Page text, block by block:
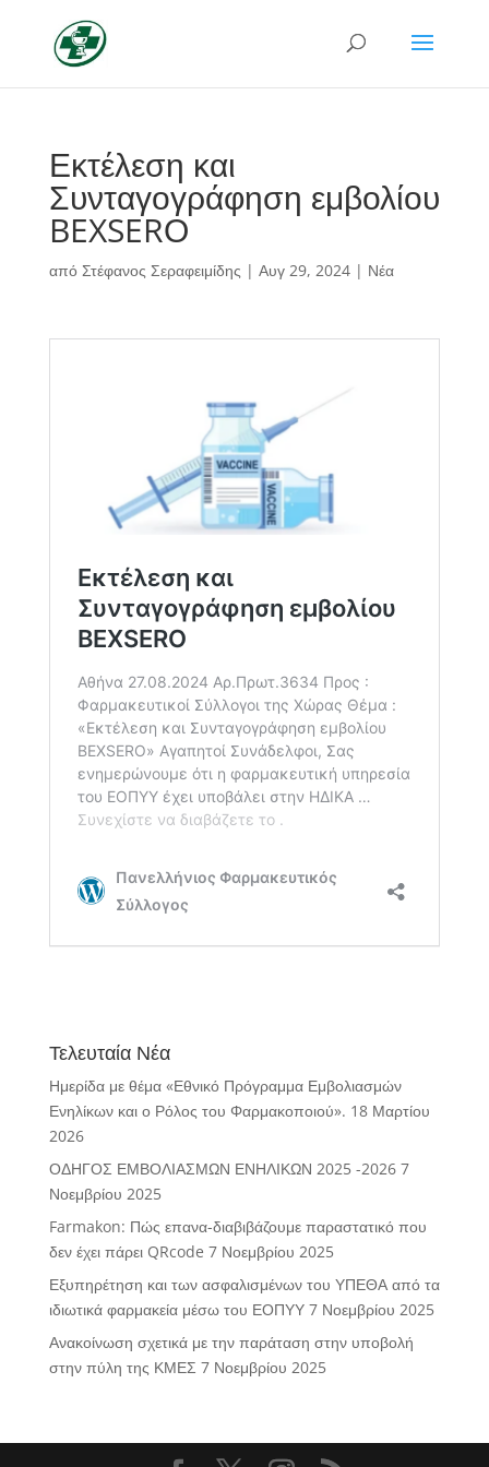
Εκτέλεση και
Συνταγογράφηση εμβολίου
BEXSERΟ
από Στέφανος Σεραφειμίδης | Αυγ 29, 2024| Νέα
Τελευταία Νέα
Ημερίδα με θέμα «Εθνικό Πρόγραμμα Εμβολιασμών
Ενηλίκων και ο Ρόλος του Φαρμακοποιού». 18 Μαρτίου
2026
ΟΔΗΓΟΣ ΕΜΒΟΛΙΑΣΜΩΝ ΕΝΗΛΙΚΩΝ 2025 -2026 7
Νοεμβρίου 2025
Farmakon: Πώς επανα-διαβιβάζουμε παραστατικό που
δεν έχει πάρει QRcode 7 Νοεμβρίου 2025
Εξυπηρέτηση και των ασφαλισμένων του ΥΠΕΘΑ από τα
ιδιωτικά φαρμακεία μέσω του ΕΟΠΥΥ 7 Νοεμβρίου 2025
Ανακοίνωση σχετικά με την παράταση στην υποβολή
στην πύλη της ΚΜΕΣ 7 Νοεμβρίου 2025